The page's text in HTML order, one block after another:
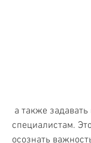
специалистам.
осознать